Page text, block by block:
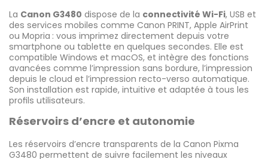
La Canon G3480 dispose de la connectivité Wi-Fi, USB et
des services mobiles comme Canon PRINT, Apple AirPrint
ou Mopria : vous imprimez directement depuis votre
smartphone ou tablette en quelques secondes. Elle est
compatible Windows et macOS, et intègre des fonctions
avancées comme l’impression sans bordure, l’impression
depuis le cloud et l’impression recto-verso automatique.
Son installation est rapide, intuitive et adaptée à tous les
profils utilisateurs.
Réservoirs d’encre et autonomie
Les réservoirs d’encre transparents de la Canon Pixma
G3480 permettent de suivre facilement les niveaux